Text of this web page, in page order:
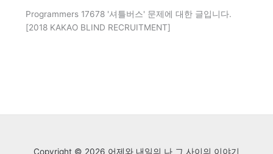
Programmers 17678 '셔틀버스' 문제에 대한 글입니다.
[2018 KAKAO BLIND RECRUITMENT]
Copyright © 2026 어제와 내일의 나 그 사이의 이야기